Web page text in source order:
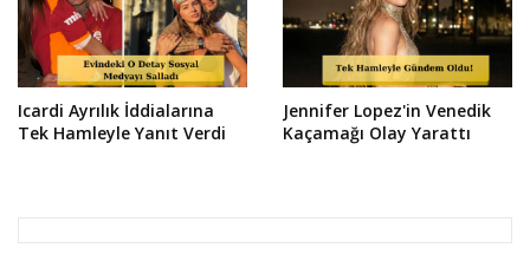
Icardi Ayrılık İddialarına
Tek Hamleyle Yanıt Verdi
Jennifer Lopez'in Venedik
Kaçamağı Olay Yarattı